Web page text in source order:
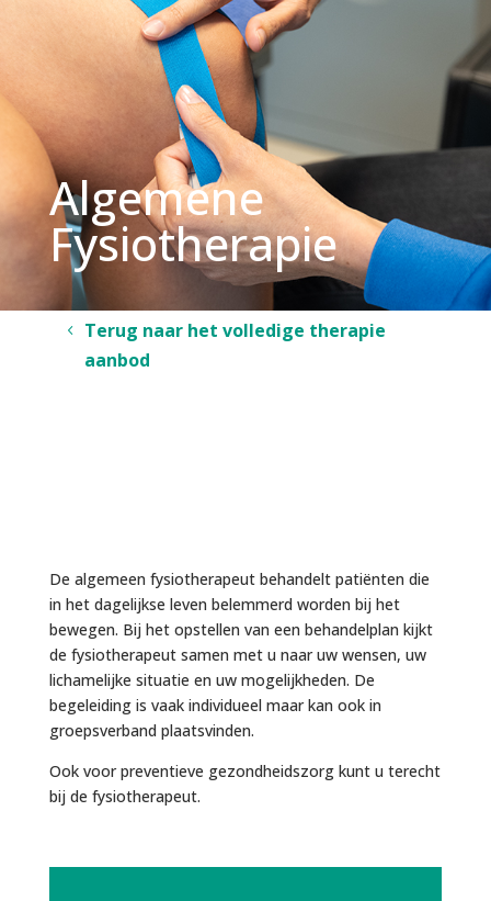
Algemene
Fysiotherapie
Terug naar het volledige therapie
aanbod
De algemeen fysiotherapeut behandelt patiënten die
in het dagelijkse leven belemmerd worden bij het
bewegen. Bij het opstellen van een behandelplan kijkt
de fysiotherapeut samen met u naar uw wensen, uw
lichamelijke situatie en uw mogelijkheden. De
begeleiding is vaak individueel maar kan ook in
groepsverband plaatsvinden.
Ook voor preventieve gezondheidszorg kunt u terecht
bij de fysiotherapeut.